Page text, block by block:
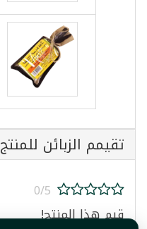
تقيمم الزبائن للمنتج
0/5
قيم هذا المنتج!